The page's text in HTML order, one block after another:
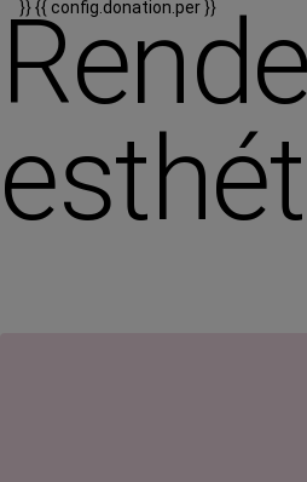
}}{{ config.donation.per }}